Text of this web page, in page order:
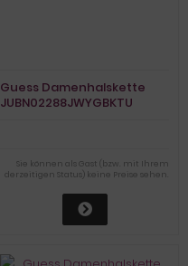
Guess Damenhalskette
JUBN02288JWYGBKTU
Sie können als Gast (bzw. mit Ihrem
derzeitigen Status) keine Preise sehen.